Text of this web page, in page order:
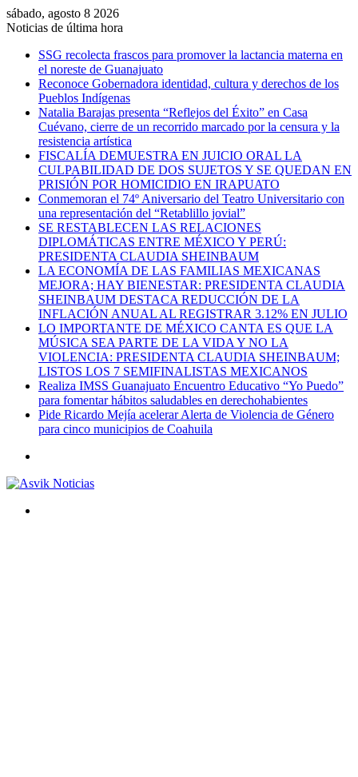
sábado, agosto 8 2026
Noticias de última hora
SSG recolecta frascos para promover la lactancia materna en
el noreste de Guanajuato
Reconoce Gobernadora identidad, cultura y derechos de los
Pueblos Indígenas
Natalia Barajas presenta “Reflejos del Éxito” en Casa
Cuévano, cierre de un recorrido marcado por la censura y la
resistencia artística
FISCALÍA DEMUESTRA EN JUICIO ORAL LA
CULPABILIDAD DE DOS SUJETOS Y SE QUEDAN EN
PRISIÓN POR HOMICIDIO EN IRAPUATO
Conmemoran el 74º Aniversario del Teatro Universitario con
una representación del “Retablillo jovial”
SE RESTABLECEN LAS RELACIONES
DIPLOMÁTICAS ENTRE MÉXICO Y PERÚ:
PRESIDENTA CLAUDIA SHEINBAUM
LA ECONOMÍA DE LAS FAMILIAS MEXICANAS
MEJORA; HAY BIENESTAR: PRESIDENTA CLAUDIA
SHEINBAUM DESTACA REDUCCIÓN DE LA
INFLACIÓN ANUAL AL REGISTRAR 3.12% EN JULIO
LO IMPORTANTE DE MÉXICO CANTA ES QUE LA
MÚSICA SEA PARTE DE LA VIDA Y NO LA
VIOLENCIA: PRESIDENTA CLAUDIA SHEINBAUM;
LISTOS LOS 7 SEMIFINALISTAS MEXICANOS
Realiza IMSS Guanajuato Encuentro Educativo “Yo Puedo”
para fomentar hábitos saludables en derechohabientes
Pide Ricardo Mejía acelerar Alerta de Violencia de Género
para cinco municipios de Coahuila